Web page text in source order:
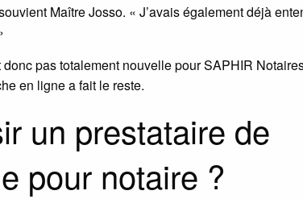
Maître Josso. « J’avais également déjà
pas totalement nouvelle pour SAPHIR
en ligne a fait le reste.
un prestataire de
pour notaire ?